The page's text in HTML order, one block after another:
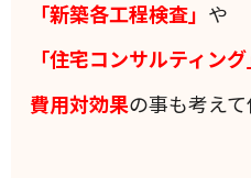
「新築各工程検査」 や
「住宅コンサルティング
費用対効果の事も考え